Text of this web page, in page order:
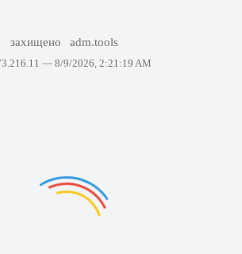
захищено adm.tools
— 8/9/2026, 2:21:19 AM